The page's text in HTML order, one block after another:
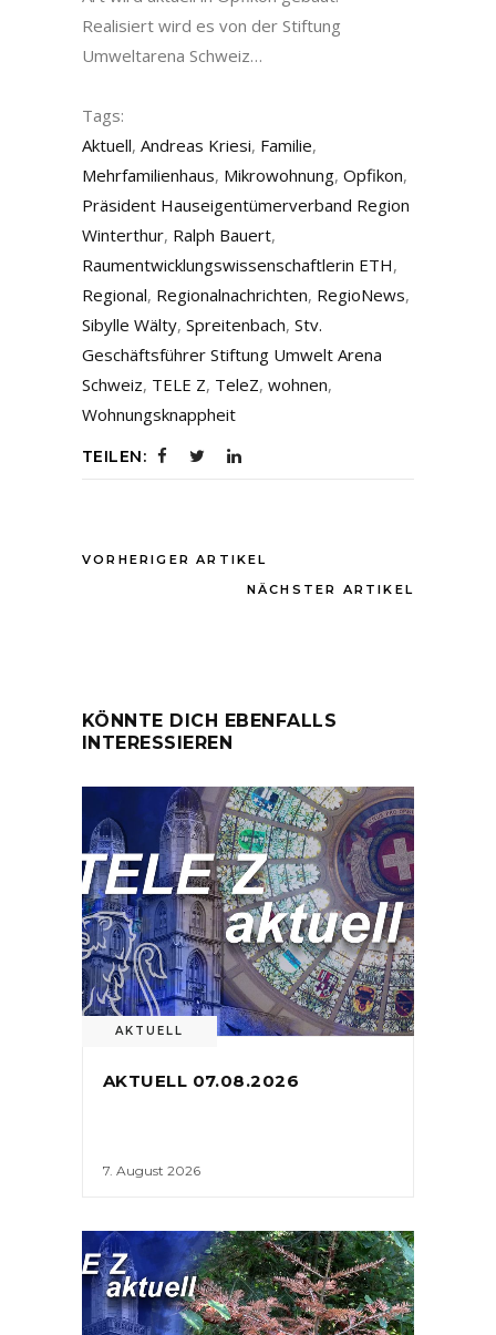
Realisiert wird es von der Stiftung
Umweltarena Schweiz…
Tags:
Aktuell, Andreas Kriesi, Familie,
Mehrfamilienhaus, Mikrowohnung, Opfikon,
Präsident Hauseigentümerverband Region
Winterthur, Ralph Bauert,
Raumentwicklungswissenschaftlerin ETH,
Regional, Regionalnachrichten, RegioNews,
Sibylle Wälty, Spreitenbach, Stv.
Geschäftsführer Stiftung Umwelt Arena
Schweiz, TELE Z, TeleZ, wohnen,
Wohnungsknappheit
TEILEN:
VORHERIGER ARTIKEL
NÄCHSTER ARTIKEL
KÖNNTE DICH EBENFALLS
INTERESSIEREN
AKTUELL
AKTUELL 07.08.2026
7. August 2026